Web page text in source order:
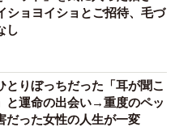
ショヨイショとご招待、毛づ
し
とりぼっちだった「耳が聞こ
と運命の出会い→重度のペッ
だった女性の人生が一変